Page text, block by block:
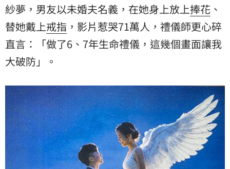
紗夢，男友以未婚夫名義，在她身上放上捧花 、
替她戴上戒指 ，影片惹哭71萬人，禮儀師更心碎
直言：「做了6、7年生命禮儀，這幾個畫面讓我
大破防」。